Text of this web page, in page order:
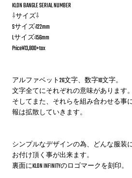
KLON BANGLE SERIAL NUMBER
⇩サイズ⇩
Sサイズ:122mm
Lサイズ:156mm
Price¥13,800+tax
アルファベット26文字、数字10文字。
文字全てにそれぞれの意味があります。
そしてまた、それらを組み合わせる事
報は拡散していきます。
シンプルなデザインの為、どんな服装
お付け頂く事が出来ます。
裏面にKLON INFINITYのロゴマークを刻印。